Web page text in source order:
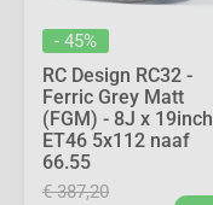
- 45%
RC Design RC32 -
Ferric Grey Matt
(FGM) - 8J x 19inch
ET46 5x112 naaf
66.55
€ 387,20